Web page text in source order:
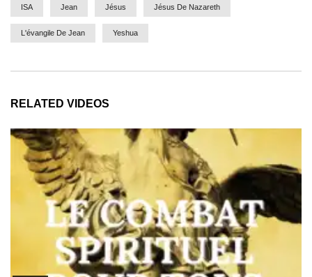
ISA Jean Jésus Jésus De Nazareth
L'évangile De Jean Yeshua
RELATED VIDEOS